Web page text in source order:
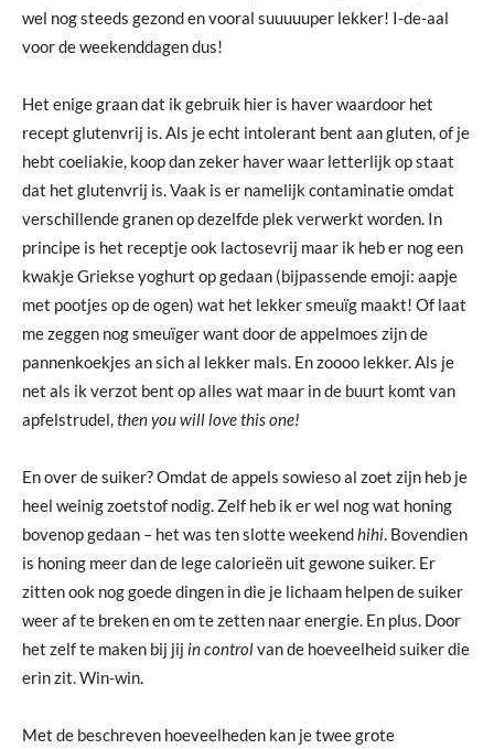
wel nog steeds gezond en vooral suuuuuper lekker! I-de-aal
voor de weekenddagen dus!
Het enige graan dat ik gebruik hier is haver waardoor het
recept glutenvrij is. Als je echt intolerant bent aan gluten, of je
hebt coeliakie, koop dan zeker haver waar letterlijk op staat
dat het glutenvrij is. Vaak is er namelijk contaminatie omdat
verschillende granen op dezelfde plek verwerkt worden. In
principe is het receptje ook lactosevrij maar ik heb er nog een
kwakje Griekse yoghurt op gedaan (bijpassende emoji: aapje
met pootjes op de ogen) wat het lekker smeuïg maakt! Of laat
me zeggen nog smeuïger want door de appelmoes zijn de
pannenkoekjes an sich al lekker mals. En zoooo lekker. Als je
net als ik verzot bent op alles wat maar in de buurt komt van
apfelstrudel,then you will love this one!
En over de suiker? Omdat de appels sowieso al zoet zijn heb je
heel weinig zoetstof nodig. Zelf heb ik er wel nog wat honing
bovenop gedaan – het was ten slotte weekendhihi. Bovendien
is honing meer dan de lege calorieën uit gewone suiker. Er
zitten ook nog goede dingen in die je lichaam helpen de suiker
weer af te breken en om te zetten naar energie. En plus. Door
het zelf te maken bij jij in controlvan de hoeveelheid suiker die
erin zit. Win-win.
Met de beschreven hoeveelheden kan je twee grote